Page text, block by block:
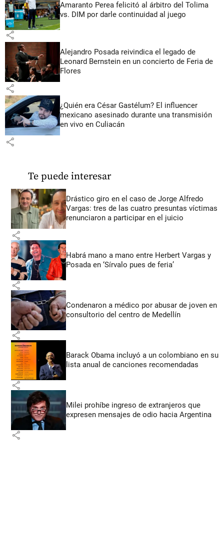
Amaranto Perea felicitó al árbitro del Tolima
vs. DIM por darle continuidad al juego
share
Alejandro Posada reivindica el legado de
Leonard Bernstein en un concierto de Feria de
Flores
share
¿Quién era César Gastélum? El influencer
mexicano asesinado durante una transmisión
en vivo en Culiacán
share
Te puede interesar
Drástico giro en el caso de Jorge Alfredo
Vargas: tres de las cuatro presuntas víctimas
renunciaron a participar en el juicio
share
Habrá mano a mano entre Herbert Vargas y
Posada en ‘Sírvalo pues de feria’
share
Condenaron a médico por abusar de joven en
consultorio del centro de Medellín
share
Barack Obama incluyó a un colombiano en su
lista anual de canciones recomendadas
share
Milei prohíbe ingreso de extranjeros que
expresen mensajes de odio hacia Argentina
share